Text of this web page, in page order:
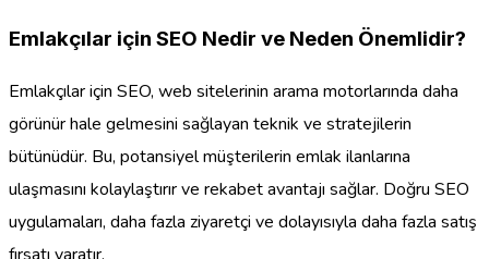
Emlakçılar için SEO Nedir ve Neden Önemlidir?
Emlakçılar için SEO, web sitelerinin arama motorlarında daha
görünür hale gelmesini sağlayan teknik ve stratejilerin
bütünüdür. Bu, potansiyel müşterilerin emlak ilanlarına
ulaşmasını kolaylaştırır ve rekabet avantajı sağlar. Doğru SEO
uygulamaları, daha fazla ziyaretçi ve dolayısıyla daha fazla satış